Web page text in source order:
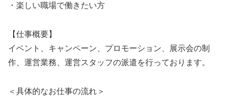
・楽しい職場で働きたい方
【仕事概要】
イベント、キャンペーン、プロモーション、展示会の制
作、運営業務、運営スタッフの派遣を行っております。
＜具体的なお仕事の流れ＞